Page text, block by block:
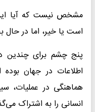
مشخص نیست که آیا این
است یا خیر، اما در
پنج چشم برای چندین
اطلاعات در جهان
هماهنگی در عملیات،
انسانی را به اشتراک